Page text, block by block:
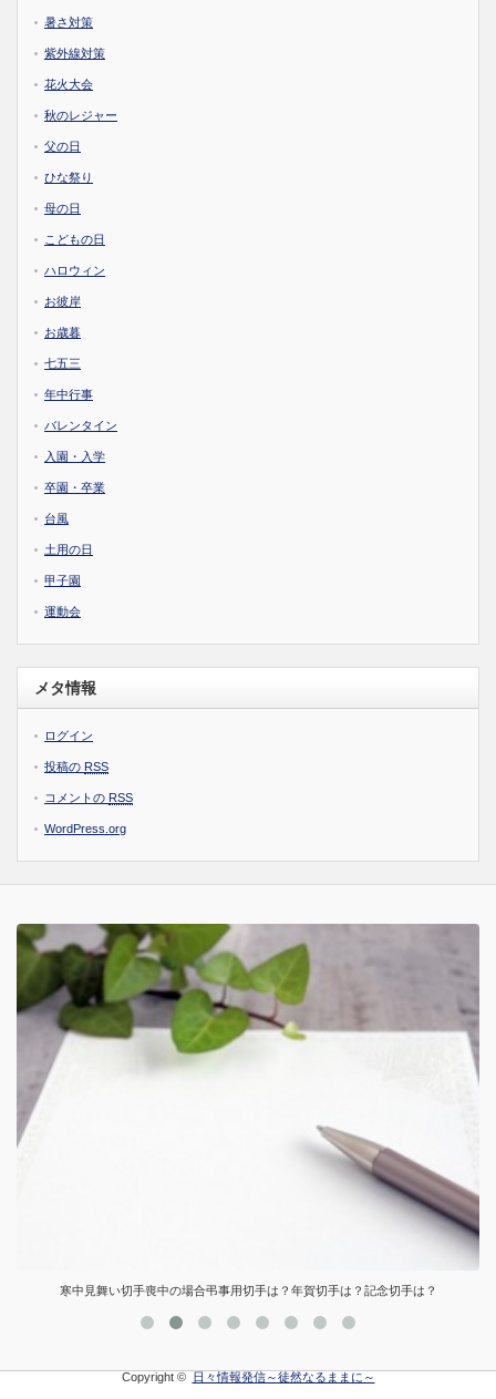
暑さ対策
紫外線対策
花火大会
秋のレジャー
父の日
ひな祭り
母の日
こどもの日
ハロウィン
お彼岸
お歳暮
七五三
年中行事
バレンタイン
入園・入学
卒園・卒業
台風
土用の日
甲子園
運動会
メタ情報
ログイン
投稿の RSS
コメントの RSS
WordPress.org
寒中見舞い切手喪中の場合弔事用切手は？年賀切手は？記念切手は？
Copyright © 日々情報発信～徒然なるままに～